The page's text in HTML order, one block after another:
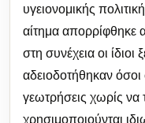
υγειονομικής
αίτημα απορρίφθηκε
στη συνέχεια οι
αδειοδοτήθηκαν όσοι
γεωτρήσεις χωρίς
χρησιμοποιούνται